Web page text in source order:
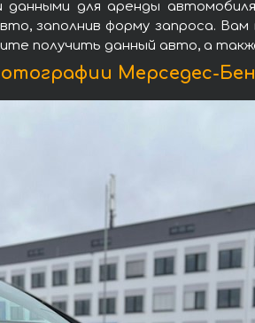
для аренды
заполнив форму запроса.
получить данный авто, а
Мерседес-